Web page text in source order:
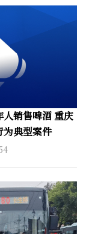
销售啤酒 重庆
为典型案件